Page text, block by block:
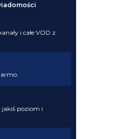
i całe VOD z
jakiś poziom i